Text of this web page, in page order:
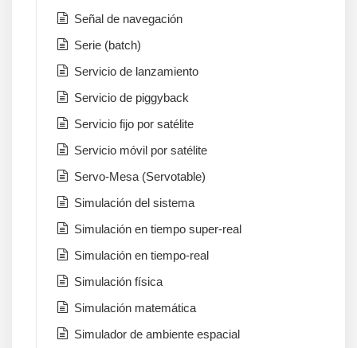
Señal de navegación
Serie (batch)
Servicio de lanzamiento
Servicio de piggyback
Servicio fijo por satélite
Servicio móvil por satélite
Servo-Mesa (Servotable)
Simulación del sistema
Simulación en tiempo super-real
Simulación en tiempo-real
Simulación física
Simulación matemática
Simulador de ambiente espacial